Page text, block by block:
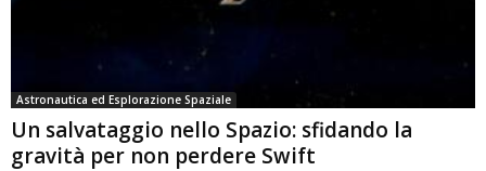
Astronautica ed Esplorazione Spaziale
Un salvataggio nello Spazio: sfidando la
gravità per non perdere Swift